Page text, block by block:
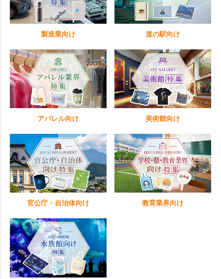
製造業向け 道の駅向け
アパレル向け 美術館向け
官公庁・自治体向け 教育業界向け